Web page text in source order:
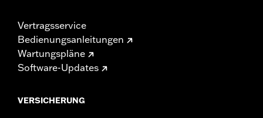
Vertragsservice
Bedienungsanleitungen
Wartungspläne
Software-Updates
VERSICHERUNG